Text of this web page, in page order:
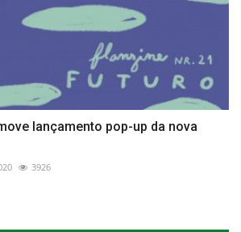
lançamento pop-up da nova
3926